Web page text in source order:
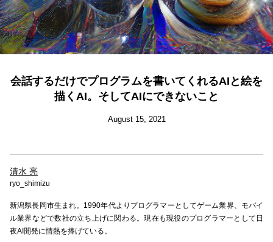
会話するだけでプログラムを書いてくれるAIと絵を
描くAI。そしてAIにできないこと
August 15, 2021
清水 亮
ryo_shimizu
新潟県長岡市生まれ。1990年代よりプログラマーとしてゲーム業界、モバイ
ル業界などで数社の立ち上げに関わる。現在も現役のプログラマーとして日
夜AI開発に情熱を捧げている。